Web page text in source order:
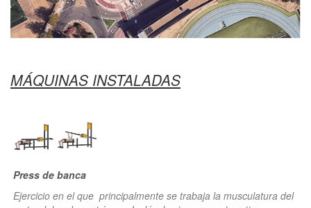
MÁQUINAS INSTALADAS
Press de banca
Ejercicio en el que principalmente se trabaja la musculatura del